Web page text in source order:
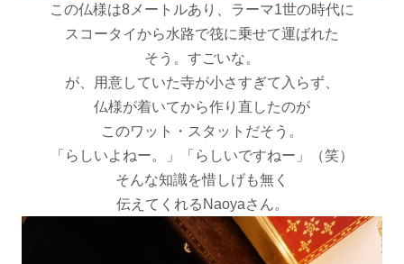
この仏様は8メートルあり、ラーマ1世の時代に
スコータイから水路で筏に乗せて運ばれた
そう。すごいな。
が、用意していた寺が小さすぎて入らず、
仏様が着いてから作り直したのが
このワット・スタットだそう。
「らしいよねー。」「らしいですねー」（笑）
そんな知識を惜しげも無く
伝えてくれるNaoyaさん。